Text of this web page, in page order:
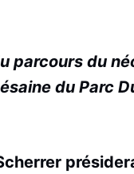
parcours du
du Parc